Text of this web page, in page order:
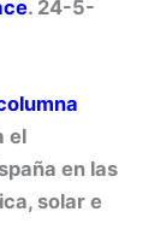
. 24-5-
el
en las
solar e